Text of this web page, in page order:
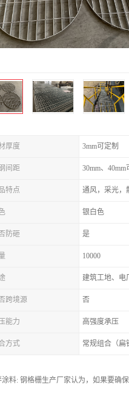
厚度 3mm可定制
间距 30mm、40mm
特点 通风，采光，
银白色
防砸 是
10000
建筑工地、电
跨境源 否
能力 高强度承压
方式 常规组合（扁
涂料: 钢格栅生产厂家认为，如果要确